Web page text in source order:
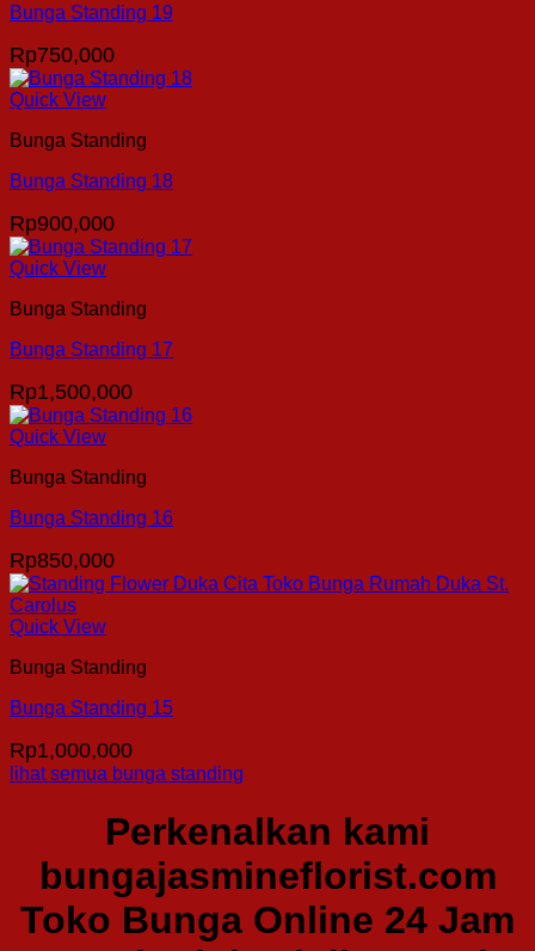
Bunga Standing 19
Rp750,000
Quick View
Bunga Standing
Bunga Standing 18
Rp900,000
Quick View
Bunga Standing
Bunga Standing 17
Rp1,500,000
Quick View
Bunga Standing
Bunga Standing 16
Rp850,000
Quick View
Bunga Standing
Bunga Standing 15
Rp1,000,000
lihat semua bunga standing
Perkenalkan kami
bungajasmineflorist.com
Toko Bunga Online 24 Jam